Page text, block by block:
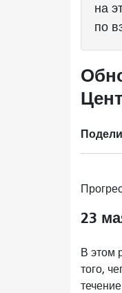
на
по
23
В этом
того,